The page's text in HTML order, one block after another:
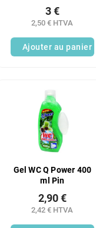
2,50 € HTVA
3 €
Ajouter au panier
Gel WC Q Power 400
ml Pin
2,42 € HTVA
2,90 €